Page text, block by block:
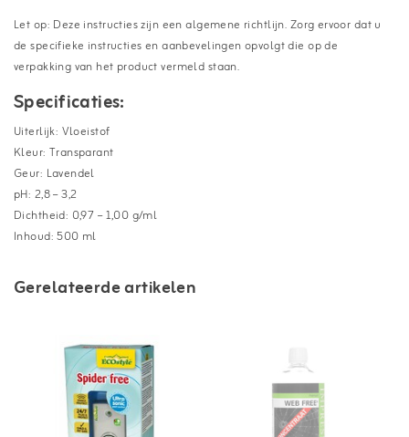
Let op: Deze instructies zijn een algemene richtlijn. Zorg ervoor dat u
de specifieke instructies en aanbevelingen opvolgt die op de
verpakking van het product vermeld staan.
Specificaties:
Uiterlijk: Vloeistof
Kleur: Transparant
Geur: Lavendel
pH: 2,8 – 3,2
Dichtheid: 0,97 – 1,00 g/ml
Inhoud: 500 ml
Gerelateerde artikelen